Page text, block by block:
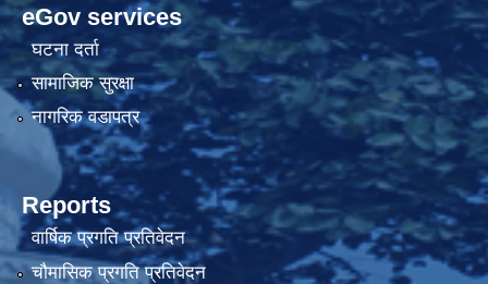
eGov services
घटना दर्ता
सामाजिक सुरक्षा
नागरिक वडापत्र
Reports
वार्षिक प्रगति प्रतिवेदन
चौमासिक प्रगति प्रतिवेदन